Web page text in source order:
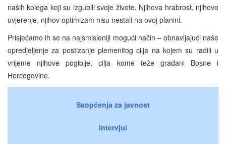
naših kolega koji su izgubili svoje živote. Njihova hrabrost, njihovo
uvjerenje, njihov optimizam nisu nestali na ovoj planini.
Prisjećamo ih se na najsmisleniji mogući način – obnavljajući naše
opredjeljenje za postizanje plemenitog cilja na kojem su radili u
vrijeme njihove pogibije, cilja kome teže građani Bosne i
Hercegovine.
Saopćenja za javnost
Intervjui